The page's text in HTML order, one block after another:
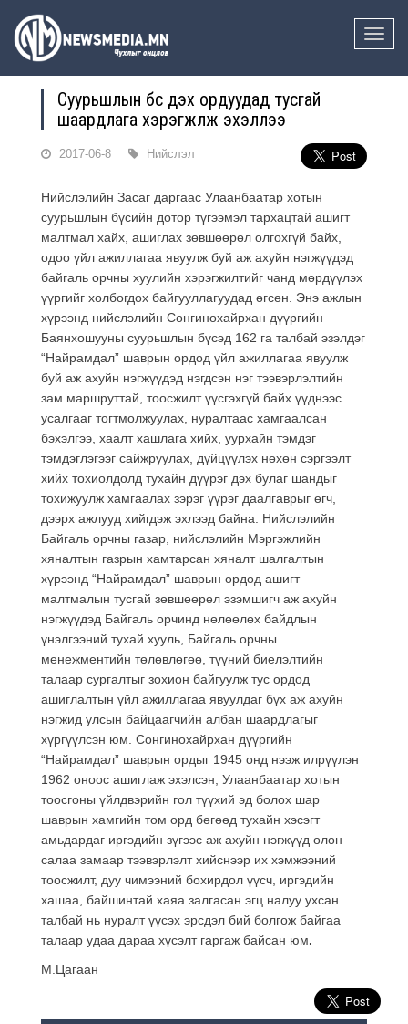
Toggle
Суурьшлын бүс дэх ордуудад тусгай
шаардлага хэрэгжүүлж эхэллээ
2017-06-8 Нийслэл
Нийслэлийн Засаг даргаас Улаанбаатар хотын
суурьшлын бүсийн дотор түгээмэл тархацтай ашигт
малтмал хайх, ашиглах зөвшөөрөл олгохгүй байх,
одоо үйл ажиллагаа явуулж буй аж ахуйн нэгжүүдэд
байгаль орчны хуулийн хэрэгжилтийг чанд мөрдүүлэх
үүргийг холбогдох байгууллагуудад өгсөн. Энэ ажлын
хүрээнд нийслэлийн Сонгинохайрхан дүүргийн
Баянхошууны суурьшлын бүсэд 162 га талбай эзэлдэг
“Найрамдал” шаврын ордод үйл ажиллагаа явуулж
буй аж ахуйн нэгжүүдэд нэгдсэн нэг тээвэрлэлтийн
зам маршруттай, тоосжилт үүсгэхгүй байх үүднээс
усалгааг тогтмолжуулах, нуралтаас хамгаалсан
бэхэлгээ, хаалт хашлага хийх, уурхайн тэмдэг
тэмдэглэгээг сайжруулах, дүйцүүлэх нөхөн сэргээлт
хийх тохиолдолд тухайн дүүрэг дэх булаг шандыг
тохижуулж хамгаалах зэрэг үүрэг даалгаврыг өгч,
дээрх ажлууд хийгдэж эхлээд байна. Нийслэлийн
Байгаль орчны газар, нийслэлийн Мэргэжлийн
хяналтын газрын хамтарсан хяналт шалгалтын
хүрээнд “Найрамдал” шаврын ордод ашигт
малтмалын тусгай зөвшөөрөл эзэмшигч аж ахуйн
нэгжүүдэд Байгаль орчинд нөлөөлөх байдлын
үнэлгээний тухай хууль, Байгаль орчны
менежментийн төлөвлөгөө, түүний биелэлтийн
талаар сургалтыг зохион байгуулж тус ордод
ашиглалтын үйл ажиллагаа явуулдаг бүх аж ахуйн
нэгжид улсын байцаагчийн албан шаардлагыг
хүргүүлсэн юм. Сонгинохайрхан дүүргийн
“Найрамдал” шаврын ордыг 1945 онд нээж илрүүлэн
1962 оноос ашиглаж эхэлсэн, Улаанбаатар хотын
тоосгоны үйлдвэрийн гол түүхий эд болох шар
шаврын хамгийн том орд бөгөөд тухайн хэсэгт
амьдардаг иргэдийн зүгээс аж ахуйн нэгжүүд олон
салаа замаар тээвэрлэлт хийснээр их хэмжээний
тоосжилт, дуу чимээний бохирдол үүсч, иргэдийн
хашаа, байшинтай хаяа залгасан эгц налуу ухсан
талбай нь нуралт үүсэх эрсдэл бий болгож байгаа
талаар удаа дараа хүсэлт гаргаж байсан юм.
М.Цагаан